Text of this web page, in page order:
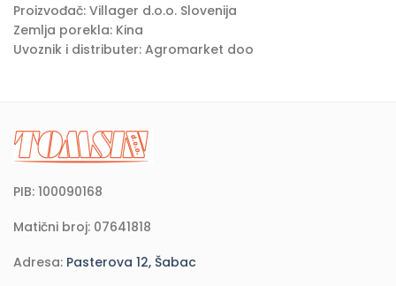
Proizvođač: Villager d.o.o. Slovenija
Zemlja porekla: Kina
Uvoznik i distributer: Agromarket doo
PIB: 100090168
Matični broj: 07641818
Adresa: Pasterova 12, Šabac